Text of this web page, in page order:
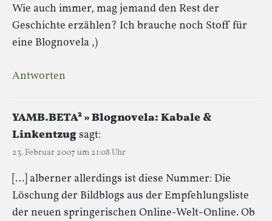
Wie auch immer, mag jemand den Rest der
Geschichte erzählen? Ich brauche noch Stoff für
eine Blognovela ,)
Antworten
YAMB.BETA² » Blognovela: Kabale &
Linkentzugsagt:
23. Februar 2007 um 21:08 Uhr
[…] alberner allerdings ist diese Nummer: Die
Löschung der Bildblogs aus der Empfehlungsliste
der neuen springerischen Online-Welt-Online. Ob